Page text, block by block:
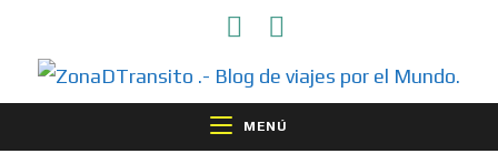
MENÚ